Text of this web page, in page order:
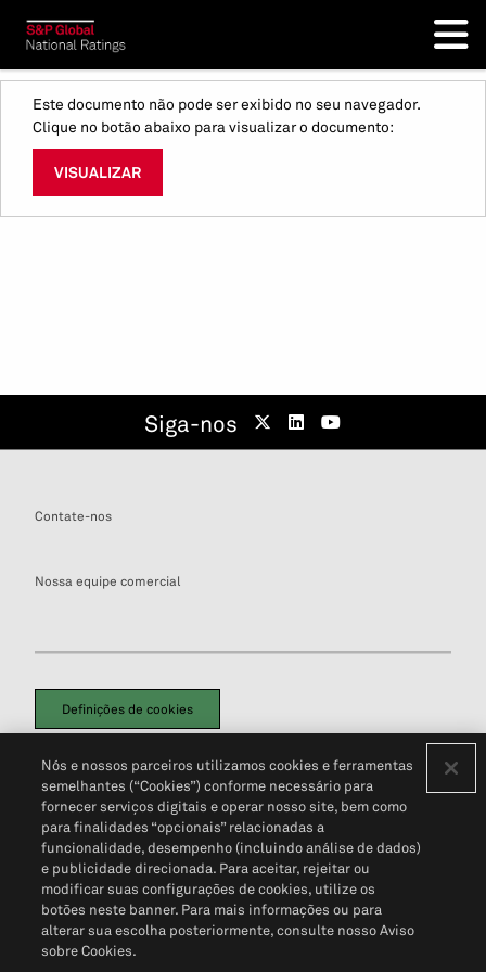
Este documento não pode ser exibido no seu navegador.
Clique no botão abaixo para visualizar o documento:
VISUALIZAR
Siga-nos
Contate-nos
Nossa equipe comercial
Definições de cookies
Política de PrivacidadePortal de privacidade do cliente (em inglês)
Não Venda Minhas Informações Pessoais© 2026 S&P Global
Nós e nossos parceiros utilizamos cookies e ferramentas
semelhantes (“Cookies”) conforme necessário para
fornecer serviços digitais e operar nosso site, bem como
para finalidades “opcionais” relacionadas a
funcionalidade, desempenho (incluindo análise de dados)
e publicidade direcionada. Para aceitar, rejeitar ou
modificar suas configurações de cookies, utilize os
botões neste banner. Para mais informações ou para
alterar sua escolha posteriormente, consulte nosso Aviso
sobre Cookies.